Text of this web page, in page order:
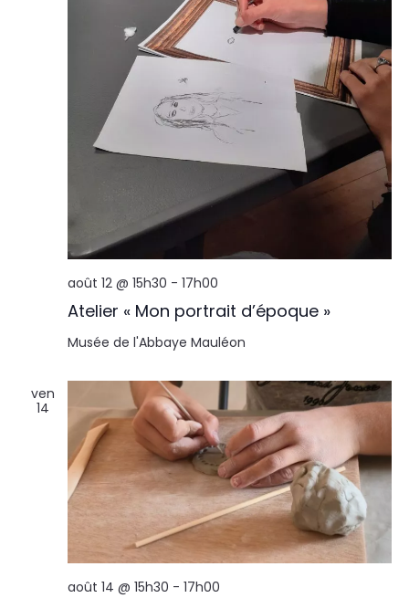
Atelier « Mon portrait d’époque »
août 12 @ 15h30 - 17h00
Musée de l'Abbaye Mauléon
ven
14
août 14 @ 15h30 - 17h00